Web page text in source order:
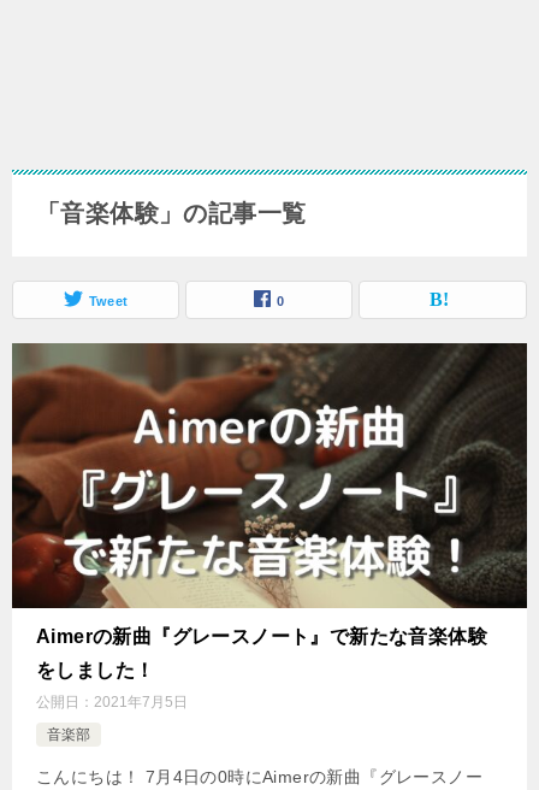
「音楽体験」の記事一覧
Tweet 0
Aimerの新曲『グレースノート』で新たな音楽体験
をしました！
公開日： 2021年7月5日
音楽部
こんにちは！ 7月4日の0時にAimerの新曲『グレースノー